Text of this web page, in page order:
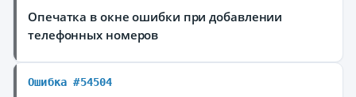
Опечатка в окне ошибки при добавлении
телефонных номеров
Ошибка #54504